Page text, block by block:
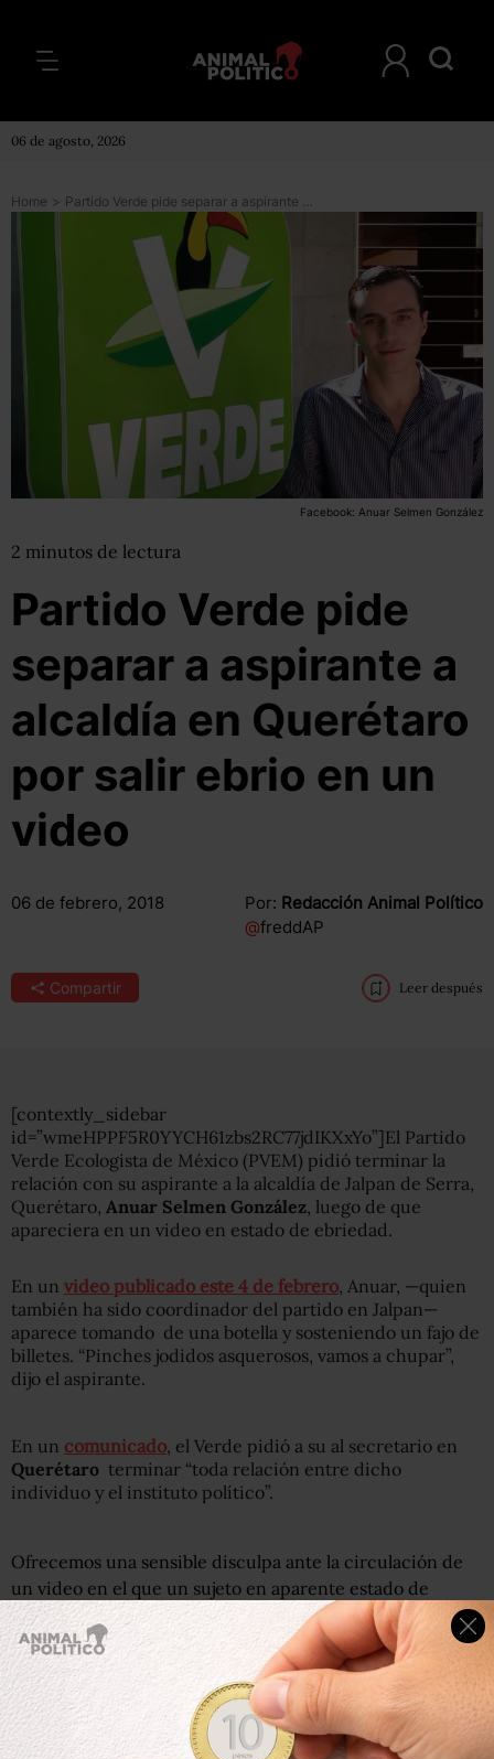
06 de agosto, 2026
Home > Partido Verde pide separar a aspirante a alcaldía en Querétaro por salir ebrio en un video
Facebook: Anuar Selmen González
2 minutos de lectura
Partido Verde pide
separar a aspirante a
alcaldía en Querétaro
por salir ebrio en un
video
06 de febrero, 2018 Por: Redacción Animal Político
@freddAP
Compartir Leer después
[contextly_sidebar
id=”wmeHPPF5R0YYCH61zbs2RC77jdIKXxYo”]El Partido
Verde Ecologista de México (PVEM) pidió terminar la
relación con su aspirante a la alcaldía de Jalpan de Serra,
Querétaro, Anuar Selmen González, luego de que
apareciera en un video en estado de ebriedad.
En un video publicado este 4 de febrero, Anuar, —quien
también ha sido coordinador del partido en Jalpan—
aparece tomando de una botella y sosteniendo un fajo de
billetes. “Pinches jodidos asquerosos, vamos a chupar”,
dijo el aspirante.
En un comunicado, el Verde pidió a su al secretario en
Querétaro terminar “toda relación entre dicho
individuo y el instituto político”.
Ofrecemos una sensible disculpa ante la circulación de
un video en el que un sujeto en aparente estado de
ebriedad hace declaraciones indignantes, portando logo
de este partido; mismas que no empatan con los valores,
ideales ni opinión de este partido.
https://t.co/Zd6B5FeTQw pic.twitter.com/nq2Pe1t17M
— Partido Verde (@partidoverdemex)6 de febrero de
2018